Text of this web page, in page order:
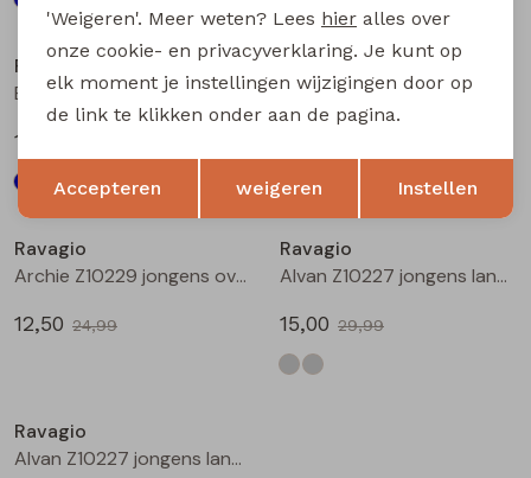
Ravagio
Bez W20208 jongens T-shirt lm Bruin
17,99
Ravagio
Ravagio
Archie Z10229 jongens overhemd km Groen donker
12,50 24,99
Ravagio
Alvan Z10227 jongens lange broek Antra
15,00 29,99
Ravagio
Alvan Z10227 jongens lange broek Grijs midden
Terug Opslaan
'Weigeren'. Meer weten? Lees hier alles over
onze cookie- en privacyverklaring. Je kunt op
elk moment je instellingen wijzigingen door op
de link te klikken onder aan de pagina.
Accepteren weigeren Instellen